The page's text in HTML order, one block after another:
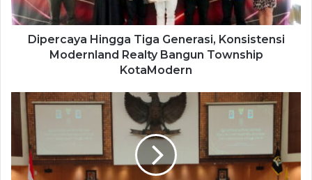
Dipercaya Hingga Tiga Generasi, Konsistensi
Modernland Realty Bangun Township
KotaModern